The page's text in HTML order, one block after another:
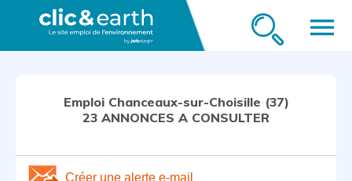
menu
Emploi Chanceaux-sur-Choisille (37)
23 ANNONCES A CONSULTER
Créer une alerte e-mail